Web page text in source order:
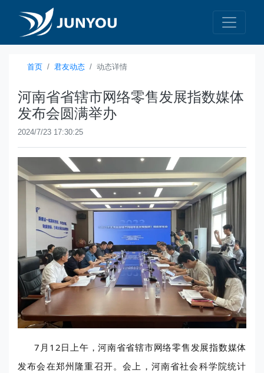
首页 君友动态 动态详情
河南省省辖市网络零售发展指数媒体
发布会圆满举办
2024/7/23 17:30:25
7月12日上午，河南省省辖市网络零售发展指数媒体
发布会在郑州隆重召开。会上，河南省社会科学院统计